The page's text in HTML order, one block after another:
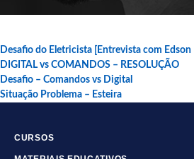
Desafio do Eletricista [Entrevista com
DIGITAL vs COMANDOS – RESOLUÇÃO
Desafio – Comandos vs Digital
Situação Problema – Esteira
CURSOS